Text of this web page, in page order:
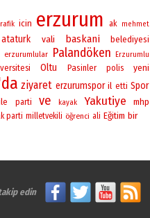
icin erzurum ak mehmet
ataturk vali baskani belediyesi
erzurumlular Palandöken Erzurumlu
Oltu Pasinler polis yeni
ziyaret erzurumspor il etti Spor
parti ve kayak Yakutiye mhp
parti milletvekili öğrenci ali Eğitim bir
edin